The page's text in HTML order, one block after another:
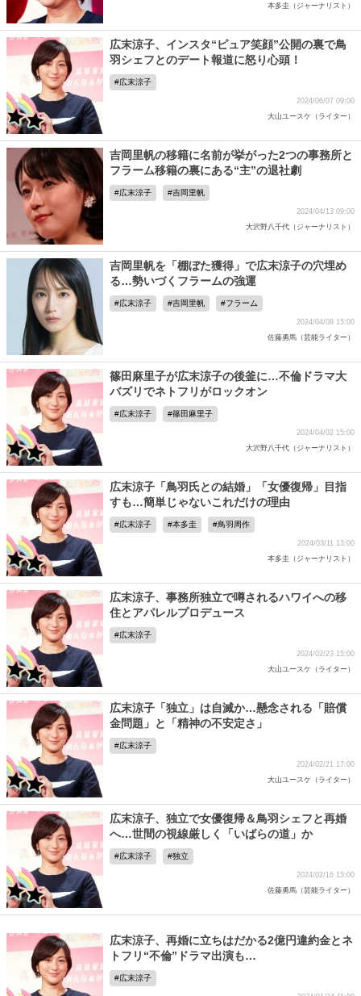
本多圭（ジャーナリスト）
広末涼子、インスタ“ピュア笑顔”公開の裏で鳥
羽シェフとのデート報道に怒り心頭！
広末涼子
2024/06/07 09:00
大山ユースケ（ライター）
吉岡里帆の移籍に名前が挙がった2つの事務所と
フラーム移籍の裏にある“主”の退社劇
広末涼子 吉岡里帆
2024/04/13 09:00
大沢野八千代（ジャーナリスト）
吉岡里帆を「棚ぼた獲得」で広末涼子の穴埋め
る…勢いづくフラームの強運
広末涼子 吉岡里帆 フラーム
2024/04/08 15:00
佐藤勇馬（芸能ライター）
篠田麻里子が広末涼子の後釜に…不倫ドラマ大
バズリでネトフリがロックオン
広末涼子 篠田麻里子
2024/04/02 15:00
大沢野八千代（ジャーナリスト）
広末涼子「鳥羽氏との結婚」「女優復帰」目指
すも…簡単じゃないこれだけの理由
広末涼子 本多圭 鳥羽周作
2024/03/11 13:00
本多圭（ジャーナリスト）
広末涼子、事務所独立で噂されるハワイへの移
住とアパレルプロデュース
広末涼子
2024/02/23 15:00
大山ユースケ（ライター）
広末涼子「独立」は自滅か…懸念される「賠償
金問題」と「精神の不安定さ」
広末涼子
2024/02/21 17:00
大山ユースケ（ライター）
広末涼子、独立で女優復帰＆鳥羽シェフと再婚
へ…世間の視線厳しく「いばらの道」か
広末涼子 独立
2024/02/16 15:00
佐藤勇馬（芸能ライター）
広末涼子、再婚に立ちはだかる2億円違約金とネ
トフリ“不倫”ドラマ出演も…
広末涼子